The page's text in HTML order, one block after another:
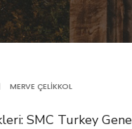
MERVE ÇELIKKOL
SMC Turkey